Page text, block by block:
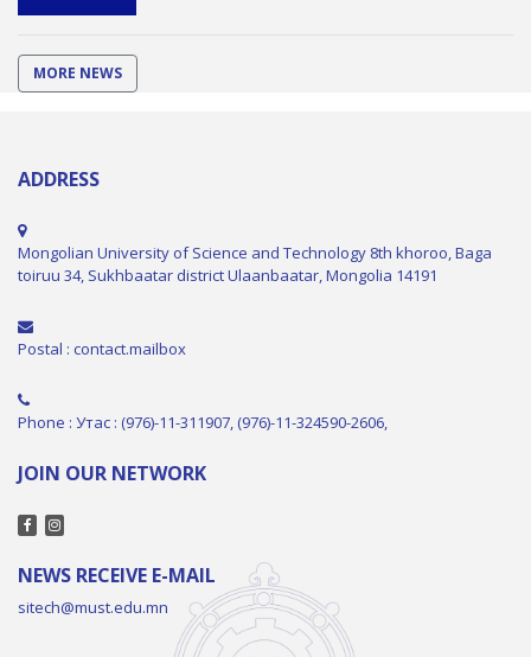
MORE NEWS
ADDRESS
Mongolian University of Science and Technology 8th khoroo, Baga
toiruu 34, Sukhbaatar district Ulaanbaatar, Mongolia 14191
Postal : contact.mailbox
Phone : Утас : (976)-11-311907, (976)-11-324590-2606,
JOIN OUR NETWORK
NEWS RECEIVE E-MAIL
sitech@must.edu.mn